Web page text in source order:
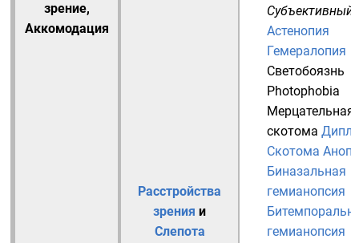
зрение,
Аккомодация
Расстройства
зрения и
Слепота
Субъективный
Астенопия
Гемералопия
Светобоязнь
Photophobia
Мерцательная
скотома
Скотома
Биназальная
гемианопсия
гемианопсия